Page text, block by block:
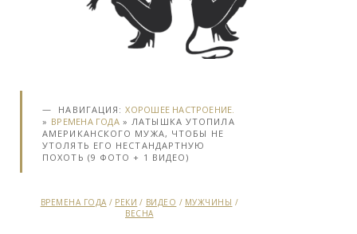
НАВИГАЦИЯ:ХОРОШЕЕ НАСТРОЕНИЕ.
» ВРЕМЕНА ГОДА» ЛАТЫШКА УТОПИЛА
АМЕРИКАНСКОГО МУЖА, ЧТОБЫ НЕ
УТОЛЯТЬ ЕГО НЕСТАНДАРТНУЮ
ПОХОТЬ (9 ФОТО + 1 ВИДЕО)
ВРЕМЕНА ГОДА / РЕКИ / ВИДЕО / МУЖЧИНЫ /
ВЕСНА